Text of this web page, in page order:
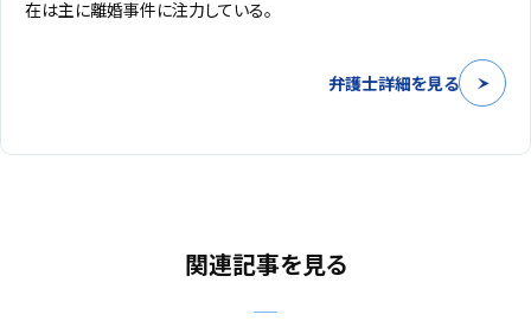
在は主に離婚事件に注力している。
弁護士詳細を見る
関連記事を見る